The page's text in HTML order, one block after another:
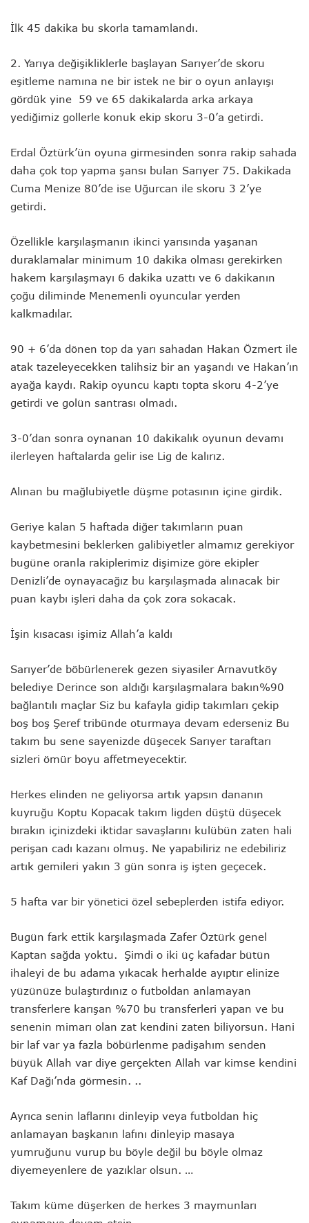
İlk 45 dakika bu skorla tamamlandı.
2. Yarıya değişikliklerle başlayan Sarıyer’de skoru
eşitleme namına ne bir istek ne bir o oyun anlayışı
gördük yine 59 ve 65 dakikalarda arka arkaya
yediğimiz gollerle konuk ekip skoru 3-0’a getirdi.
Erdal Öztürk’ün oyuna girmesinden sonra rakip sahada
daha çok top yapma şansı bulan Sarıyer 75. Dakikada
Cuma Menize 80’de ise Uğurcan ile skoru 3 2’ye
getirdi.
Özellikle karşılaşmanın ikinci yarısında yaşanan
duraklamalar minimum 10 dakika olması gerekirken
hakem karşılaşmayı 6 dakika uzattı ve 6 dakikanın
çoğu diliminde Menemenli oyuncular yerden
kalkmadılar.
90 + 6’da dönen top da yarı sahadan Hakan Özmert ile
atak tazeleyecekken talihsiz bir an yaşandı ve Hakan’ın
ayağa kaydı. Rakip oyuncu kaptı topta skoru 4-2’ye
getirdi ve golün santrası olmadı.
3-0’dan sonra oynanan 10 dakikalık oyunun devamı
ilerleyen haftalarda gelir ise Lig de kalırız.
Alınan bu mağlubiyetle düşme potasının içine girdik.
Geriye kalan 5 haftada diğer takımların puan
kaybetmesini beklerken galibiyetler almamız gerekiyor
bugüne oranla rakiplerimiz dişimize göre ekipler
Denizli’de oynayacağız bu karşılaşmada alınacak bir
puan kaybı işleri daha da çok zora sokacak.
İşin kısacası işimiz Allah’a kaldı
Sarıyer’de böbürlenerek gezen siyasiler Arnavutköy
belediye Derince son aldığı karşılaşmalara bakın%90
bağlantılı maçlar Siz bu kafayla gidip takımları çekip
boş boş Şeref tribünde oturmaya devam ederseniz Bu
takım bu sene sayenizde düşecek Sarıyer taraftarı
sizleri ömür boyu affetmeyecektir.
Herkes elinden ne geliyorsa artık yapsın dananın
kuyruğu Koptu Kopacak takım ligden düştü düşecek
bırakın içinizdeki iktidar savaşlarını kulübün zaten hali
perişan cadı kazanı olmuş. Ne yapabiliriz ne edebiliriz
artık gemileri yakın 3 gün sonra iş işten geçecek.
5 hafta var bir yönetici özel sebeplerden istifa ediyor.
Bugün fark ettik karşılaşmada Zafer Öztürk genel
Kaptan sağda yoktu. Şimdi o iki üç kafadar bütün
ihaleyi de bu adama yıkacak herhalde ayıptır elinize
yüzünüze bulaştırdınız o futboldan anlamayan
transferlere karışan %70 bu transferleri yapan ve bu
senenin mimarı olan zat kendini zaten biliyorsun. Hani
bir laf var ya fazla böbürlenme padişahım senden
büyük Allah var diye gerçekten Allah var kimse kendini
Kaf Dağı’nda görmesin. ..
Ayrıca senin laflarını dinleyip veya futboldan hiç
anlamayan başkanın lafını dinleyip masaya
yumruğunu vurup bu böyle değil bu böyle olmaz
diyemeyenlere de yazıklar olsun. …
Takım küme düşerken de herkes 3 maymunları